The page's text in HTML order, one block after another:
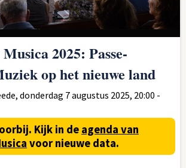
2025: Passe-
op het nieuwe land
donderdag 7 augustus 2025, 20:00 -
Kijk in de agenda van
voor nieuwe data.